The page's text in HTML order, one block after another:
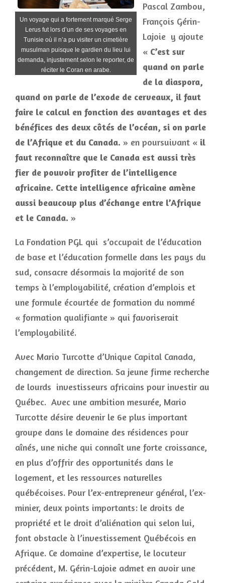
Un voyage qui a fortement marqué Serge
Lerus fut lors d’un de ses voyages en
Tunisie où il n’a pu visiter un cimetière
musulman puisque le gardien du lieu lui
demanda, injustement selon le reporter, de
réciter le Coran en arabe.
Pascal Zambou,
François Gérin-
Lajoie y ajoute
« C’est sur
quand on parle
de la diaspora,
quand on parle de l’exode de cerveaux, il faut
faire le calcul en fonction des avantages et des
bénéfices des deux côtés de l’océan, si on parle
de l’Afrique et du Canada. » en poursuivant « il
faut reconnaître que le Canada est aussi très
fier de pouvoir profiter de l’intelligence
africaine. Cette intelligence africaine amène
aussi beaucoup plus d’échange entre l’Afrique
et le Canada. »
La Fondation PGL qui s’occupait de l’éducation
de base et l’éducation formelle dans les pays du
sud, consacre désormais la majorité de son
temps à l’employabilité, création d’emplois et
une formule écourtée de formation du nommé
« formation qualifiante » qui favoriserait
l’employabilité.
Avec Mario Turcotte d’Unique Capital Canada,
changement de direction. Sa jeune firme recherche
de lourds investisseurs africains pour investir au
Québec. Avec une ambition mesurée, Mario
Turcotte désire devenir le 6e plus important
groupe dans le domaine des résidences pour
aînés, une niche qui connaît une forte croissance,
en plus d’offrir des opportunités dans le
logement, et les ressources naturelles
québécoises. Pour l’ex-entrepreneur général, l’ex-
minier, deux points importants: le droits de
propriété et le droit d’aliénation qui selon lui,
font obstacle à l’investissement Québécois en
Afrique. Ce domaine d’expertise, le locuteur
précédent, M. Gérin-Lajoie admet en avoir une